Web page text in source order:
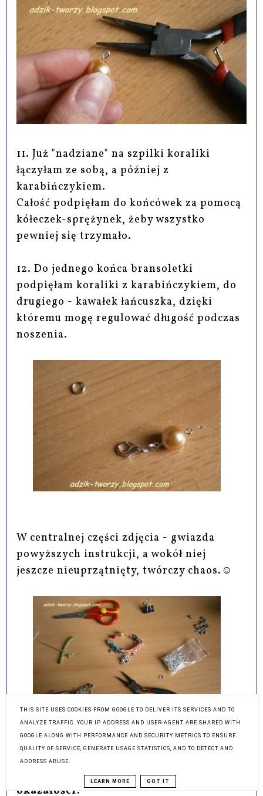
11. Już "nadziane" na szpilki koraliki
łączyłam ze sobą, a później z
karabińczykiem.
Całość podpięłam do końcówek za pomocą
kółeczek-sprężynek, żeby wszystko
pewniej się trzymało.
12. Do jednego końca bransoletki
podpięłam koraliki z karabińczykiem, do
drugiego - kawałek łańcuszka, dzięki
któremu mogę regulować długość podczas
noszenia.
W centralnej części zdjęcia - gwiazda
powyższych instrukcji, a wokół niej
jeszcze nieuprzątnięty, twórczy chaos.☺
I tak, udało się -
bransoletka tak prezentuje się w pełnej
okazałości!
THIS SITE USES COOKIES FROM GOOGLE TO DELIVER ITS SERVICES AND TO
ANALYZE TRAFFIC. YOUR IP ADDRESS AND USER-AGENT ARE SHARED WITH
GOOGLE ALONG WITH PERFORMANCE AND SECURITY METRICS TO ENSURE
QUALITY OF SERVICE, GENERATE USAGE STATISTICS, AND TO DETECT AND
ADDRESS ABUSE.
LEARN MORE GOT IT